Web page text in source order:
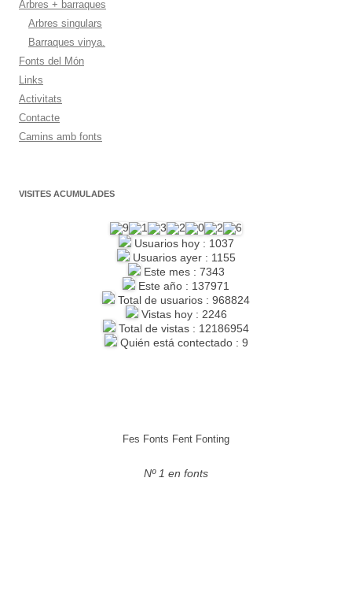
Arbres + barraques
Arbres singulars
Barraques vinya.
Fonts del Món
Links
Activitats
Contacte
Camins amb fonts
VISITES ACUMULADES
Usuarios hoy : 1037
Usuarios ayer : 1155
Este mes : 7343
Este año : 137971
Total de usuarios : 968824
Vistas hoy : 2246
Total de vistas : 12186954
Quién está contectado : 9
Fes Fonts Fent Fonting
Nº 1 en fonts